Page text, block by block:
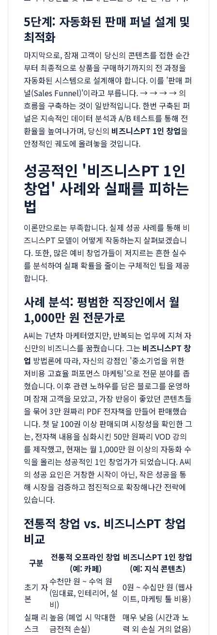
5단계: 자동화된 판매 퍼널 설계 및
최적화
마지막으로, 잠재 고객이 당신의 콘텐츠를 접한 순간
부터 최종적으로 상품을 구매하기까지의 전 과정을
자동화된 시스템으로 설계해야 합니다. 이를 '판매 퍼
널(Sales Funnel)'이라고 부릅니다. → → → → 의
흐름을 구축하는 것이 일반적입니다. 한번 구축된 퍼
널은 지속적인 데이터 분석과 A/B 테스트를 통해 전
환율을 높여나가며, 당신의 비즈니스PT 1인 창업을
안정적인 궤도에 올려놓을 것입니다.
성공적인 '비즈니스PT 1인
창업' 사례와 실패를 피하는
법
이론만으로는 부족합니다. 실제 성공 사례를 통해 비
즈니스PT 모델이 어떻게 작동하는지 살펴보겠습니
다. 또한, 많은 예비 창업가들이 저지르는 흔한 실수
를 분석하여 실패 확률을 줄이는 구체적인 팁을 제공
합니다.
사례 분석: 평범한 직장인에서 월
1,000만 원 전문가로
A씨는 7년차 마케터였지만, 반복되는 업무에 지쳐 자
신만의 비즈니스를 꿈꿨습니다. 그는 비즈니스PT 창
업 방법론에 따라, 자신의 강점인 '중소기업을 위한
저비용 고효율 퍼포먼스 마케팅'으로 전문 분야를 좁
혔습니다. 이후 관련 노하우를 담은 블로그를 운영하
며 잠재 고객을 모았고, 가장 반응이 좋았던 콘텐츠들
을 묶어 3만 원짜리 PDF 전자책을 만들어 판매했습
니다. 첫 달 100권 이상 판매되며 시장성을 확인한 그
는, 전자책 내용을 심화시킨 50만 원짜리 VOD 강의
를 제작했고, 현재는 월 1,000만 원 이상의 자동화 수
익을 올리는 성공적인 1인 창업가가 되었습니다. A씨
의 성공 요인은 거창한 시작이 아닌, 작은 성공을 통
해 시장을 검증하고 점진적으로 확장해나간 전략에
있습니다.
전통적 창업 vs. 비즈니스PT 창업
비교
구분
전통적 오프라인 창업
(예: 카페)
비즈니스PT 1인 창업
(예: 지식 콘텐츠)
초기 자
본
수천만 원 ~ 수억 원
(임대료, 인테리어, 설
비)
0원 ~ 수십만 원 (웹사
이트, 마케팅 툴 비용)
실패 리
스크
높음 (폐업 시 막대한
금전적 손실)
매우 낮음 (시간과 노
력 외 손실 거의 없음)